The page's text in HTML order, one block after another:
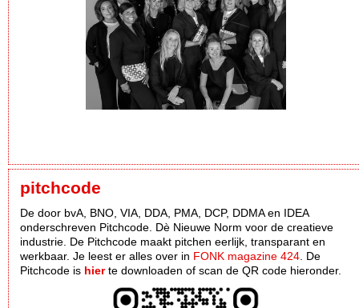
pitchcode
De door bvA, BNO, VIA, DDA, PMA, DCP, DDMA en IDEA
onderschreven Pitchcode. Dè Nieuwe Norm voor de creatieve
industrie. De Pitchcode maakt pitchen eerlijk, transparant en
werkbaar. Je leest er alles over in FONK magazine 424 . De
Pitchcode is hierte downloaden of scan de QR code hieronder.